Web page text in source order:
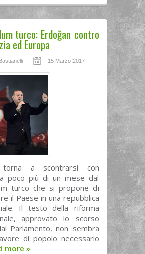
turco: Erdoğan contro
ed Europa
15 Marzo 2017
torna a scontrarsi con
a poco più di un mese dal
turco che si propone di
il Paese in una repubblica
Il testo della riforma
approvato lo scorso
Parlamento, non sembra
di popolo necessario
more »